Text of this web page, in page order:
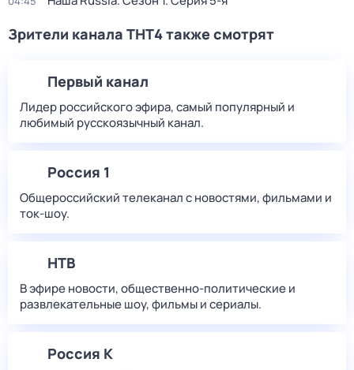
Зрители канала ТНТ4 также смотрят
Первый канал
Лидер российского эфира, самый популярный и
любимый русскоязычный канал.
Россия 1
Общероссийский телеканал с новостями, фильмами и
ток-шоу.
НТВ
В эфире новости, общественно-политические и
развлекательные шоу, фильмы и сериалы.
Россия К